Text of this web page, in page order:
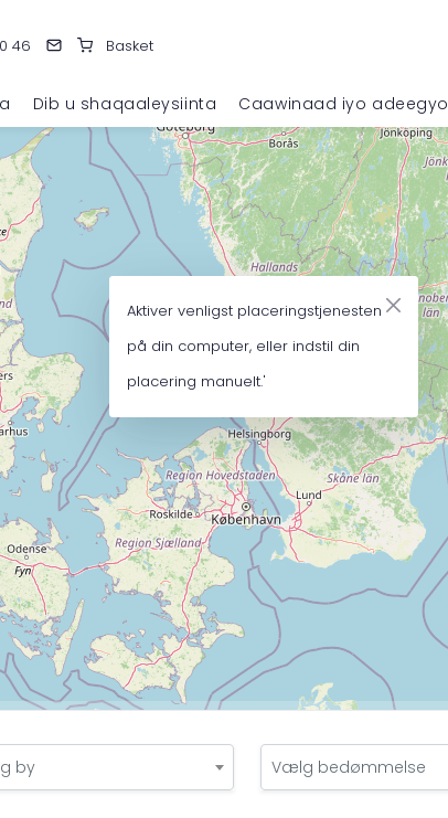
46 Basket
Dib u shaqaaleysiinta Caawinaad iyo adeegyo
Aktiver venligst placeringstjenesten
på din computer, eller indstil din
placering manuelt.'
by Vælg bedømmelse